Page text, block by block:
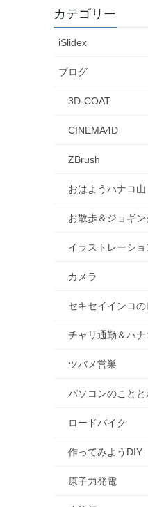
カテゴリー
iSlidex
ブログ
3D-COAT
CINEMA4D
ZBrush
おはようハナコ山
お散歩＆ジョギ
イラストレーショ
カメラ
セキセイインコ
チャリ通勤＆ハナ
ツバメ営巣
パソコンのことと
ロードバイク
作ってみようDIY
原子力発電